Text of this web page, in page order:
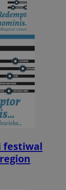
festiwal